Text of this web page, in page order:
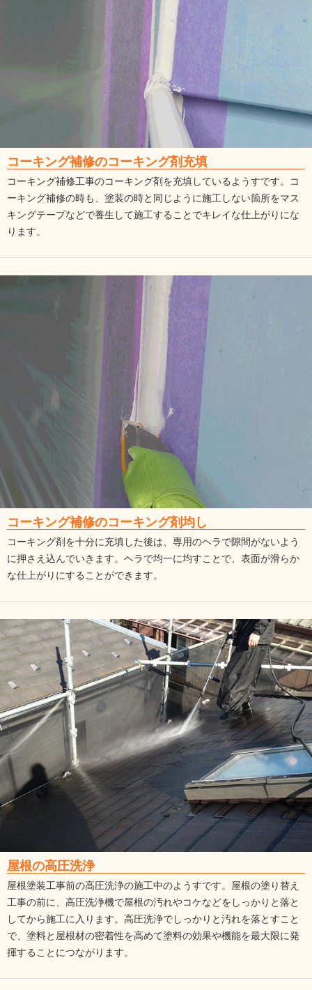
コーキング補修のコーキング剤充填
コーキング補修工事のコーキング剤を充填しているようすです。コ
ーキング補修の時も、塗装の時と同じように施工しない箇所をマス
キングテープなどで養生して施工することでキレイな仕上がりにな
ります。
コーキング補修のコーキング剤均し
コーキング剤を十分に充填した後は、専用のヘラで隙間がないよう
に押さえ込んでいきます。ヘラで均一に均すことで、表面が滑らか
な仕上がりにすることができます。
屋根の高圧洗浄
屋根塗装工事前の高圧洗浄の施工中のようすです。屋根の塗り替え
工事の前に、高圧洗浄機で屋根の汚れやコケなどをしっかりと落と
してから施工に入ります。高圧洗浄でしっかりと汚れを落とすこと
で、塗料と屋根材の密着性を高めて塗料の効果や機能を最大限に発
揮することにつながります。